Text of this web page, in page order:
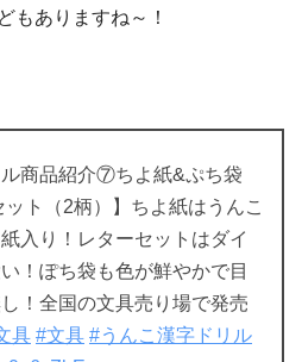
もありますね～！
ル商品紹介⑦ちよ紙&ぷち袋
ット（2柄）】ちよ紙はうんこ
入り！レターセットはダイ
！ぽち袋も色が鮮やかで目
！全国の文具売り場で発売
具 #文具 #うんこ漢字ドリル